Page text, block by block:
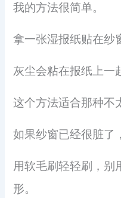
我的方法很简单。
拿一张湿报纸贴在纱
灰尘会粘在报纸上一
这个方法适合那种不
如果纱窗已经很脏了
用软毛刷轻轻刷，别
形。